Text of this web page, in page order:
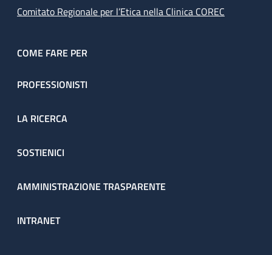
Comitato Regionale per l’Etica nella Clinica COREC
COME FARE PER
PROFESSIONISTI
LA RICERCA
SOSTIENICI
AMMINISTRAZIONE TRASPARENTE
INTRANET